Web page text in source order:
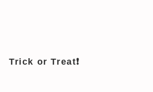
Trick or Treat❗